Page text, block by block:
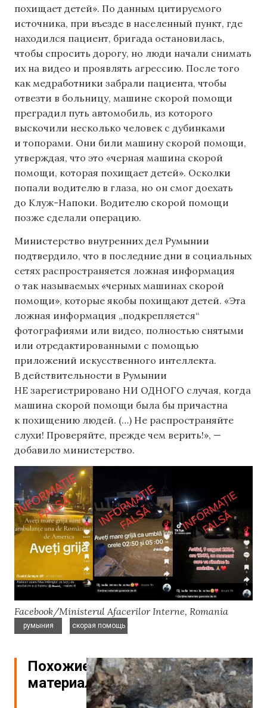
похищает детей». По данным цитируемого
источника, при въезде в населенный пункт, где
находился пациент, бригада остановилась,
чтобы спросить дорогу, но люди начали снимать
их на видео и проявлять агрессию. После того
как медработники забрали пациента, чтобы
отвезти в больницу, машине скорой помощи
преградил путь автомобиль, из которого
выскочили несколько человек с дубинками
и топорами. Они били машину скорой помощи,
утверждая, что это «черная машина скорой
помощи, которая похищает детей». Осколки
попали водителю в глаза, но он смог доехать
до Клуж-Напоки. Водителю скорой помощи
позже сделали операцию.
Министерство внутренних дел Румынии
подтвердило, что в последние дни в социальных
сетях распространяется ложная информация
о так называемых «черных машинах скорой
помощи», которые якобы похищают детей. «Эта
ложная информация „подкрепляется“
фотографиями или видео, полностью снятыми
или отредактированными с помощью
приложений искусственного интеллекта.
В действительности в Румынии
НЕ зарегистрировано НИ ОДНОГО случая, когда
машина скорой помощи была бы причастна
к похищению людей. (…) Не распространяйте
слухи! Проверяйте, прежде чем верить!», —
добавило министерство.
Facebook/Ministerul Afacerilor Interne, Romania
румыния
,
скорая помощь
Похожие
материалы